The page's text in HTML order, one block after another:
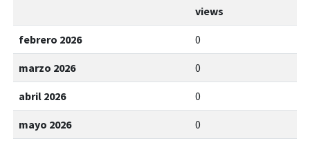
views
febrero 2026 0
marzo 2026 0
abril 2026 0
mayo 2026 0